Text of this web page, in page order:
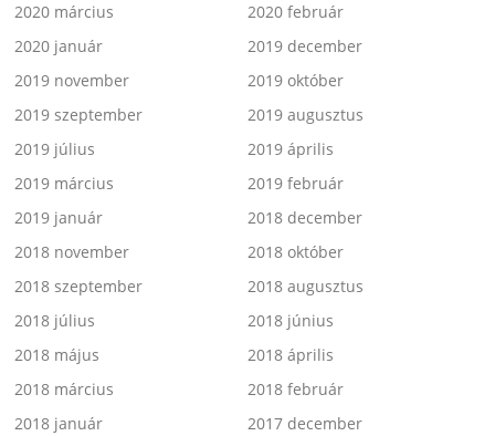
2020 március
2020 február
2020 január
2019 december
2019 november
2019 október
2019 szeptember
2019 augusztus
2019 július
2019 április
2019 március
2019 február
2019 január
2018 december
2018 november
2018 október
2018 szeptember
2018 augusztus
2018 július
2018 június
2018 május
2018 április
2018 március
2018 február
2018 január
2017 december